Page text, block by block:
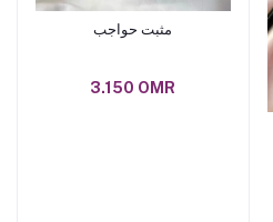
مثبت حواجب
3.150 OMR